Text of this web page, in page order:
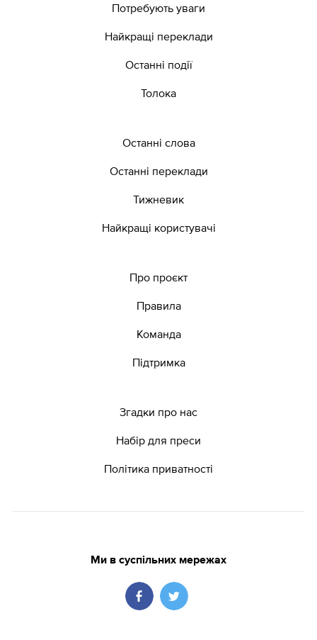
Потребують уваги
Найкращі переклади
Останні події
Толока
Останні слова
Останні переклади
Тижневик
Найкращі користувачі
Про проєкт
Правила
Команда
Підтримка
Згадки про нас
Набір для преси
Політика приватності
Ми в суспільних мережах